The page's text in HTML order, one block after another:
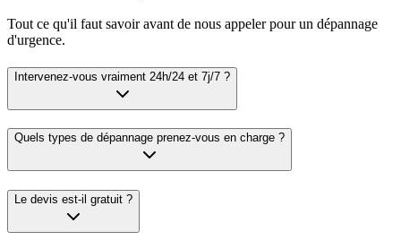
Tout ce qu'il faut savoir avant de nous appeler pour un dépannage
d'urgence.
Intervenez-vous vraiment 24h/24 et 7j/7 ?
Quels types de dépannage prenez-vous en charge ?
Le devis est-il gratuit ?